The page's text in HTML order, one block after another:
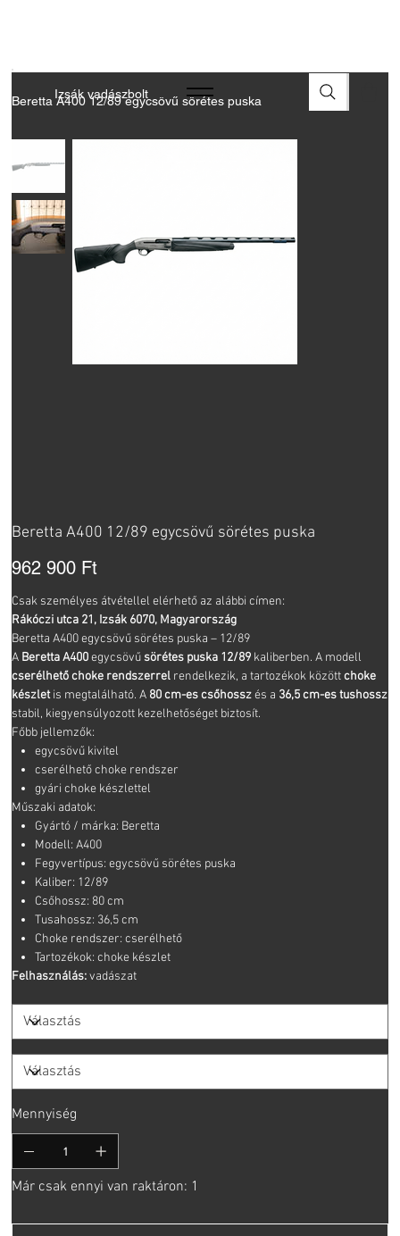
Izsák vadászbolt
Beretta A400 12/89 egycsövű sörétes puska
Beretta A400 12/89 egycsövű sörétes puska
Ár
962 900 Ft
Csak személyes átvétellel elérhető az alábbi címen:
Rákóczi utca 21, Izsák 6070, Magyarország
Beretta A400 egycsövű sörétes puska – 12/89
A Beretta A400egycsövűsörétes puska 12/89 kaliberben. A modell
cserélhető choke rendszerrel rendelkezik, a tartozékok közöttchoke
készletis megtalálható. A 80 cm-es csőhosszés a 36,5 cm-es tushossz
stabil, kiegyensúlyozott kezelhetőséget biztosít.
Főbb jellemzők:
egycsövű kivitel
cserélhető choke rendszer
gyári choke készlettel
Műszaki adatok:
Gyártó / márka: Beretta
Modell: A400
Fegyvertípus: egycsövű sörétes puska
Kaliber: 12/89
Csőhossz: 80 cm
Tusahossz: 36,5 cm
Choke rendszer: cserélhető
Tartozékok: choke készlet
Felhasználás:vadászat
Mennyiség
Már csak ennyi van raktáron: 1